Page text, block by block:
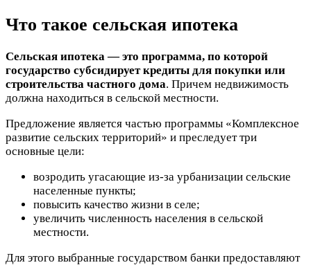
Что такое сельская ипотека
Сельская ипотека — это программа, по которой
государство субсидирует кредиты для покупки или
строительства частного дома. Причем недвижимость
должна находиться в сельской местности.
Предложение является частью программы «Комплексное
развитие сельских территорий» и преследует три
основные цели:
возродить угасающие из-за урбанизации сельские
населенные пункты;
повысить качество жизни в селе;
увеличить численность населения в сельской
местности.
Для этого выбранные государством банки предоставляют